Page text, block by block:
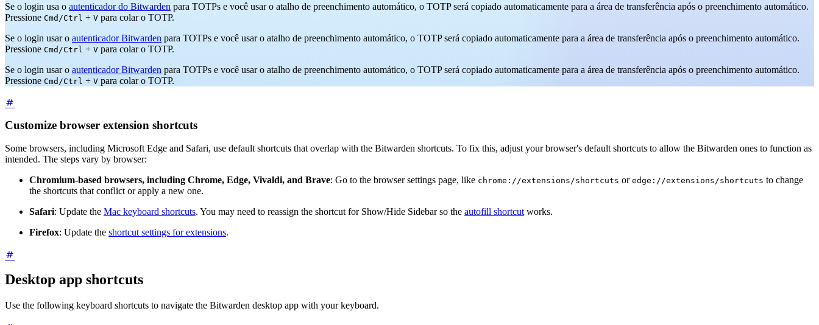
Se o login usa o autenticador do Bitwarden para TOTPs e você usar o atalho de preenchimento automático, o TOTP será copiado automaticamente para a área de transferência após o preenchimento automático.
Pressione Cmd/Ctrl + V para colar o TOTP.
Se o login usar o autenticador Bitwarden para TOTPs e você usar o atalho de preenchimento automático, o TOTP será copiado automaticamente para a área de transferência após o preenchimento automático.
Pressione Cmd/Ctrl + V para colar o TOTP.
Se o login usar o autenticador Bitwarden para TOTPs e você usar o atalho de preenchimento automático, o TOTP será copiado automaticamente para a área de transferência após o preenchimento automático.
Pressione Cmd/Ctrl + V para colar o TOTP.
Customize browser extension shortcuts
Some browsers, including Microsoft Edge and Safari, use default shortcuts that overlap with the Bitwarden shortcuts. To fix this, adjust your browser's default shortcuts to allow the Bitwarden ones to function as
intended. The steps vary by browser:
Chromium-based browsers, including Chrome, Edge, Vivaldi, and Brave: Go to the browser settings page, like chrome://extensions/shortcuts or edge://extensions/shortcuts to change
the shortcuts that conflict or apply a new one.
Safari: Update the Mac keyboard shortcuts. You may need to reassign the shortcut for Show/Hide Sidebar so the autofill shortcutworks.
Firefox: Update the shortcut settings for extensions.
Desktop app shortcuts
Use the following keyboard shortcuts to navigate the Bitwarden desktop app with your keyboard.